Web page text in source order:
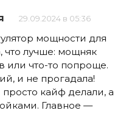
29.09.2024 в 05:36
мощности для
что лучше: мощняк
или что-то попроще.
и не прогадала!
кайф делали, а
Главное —